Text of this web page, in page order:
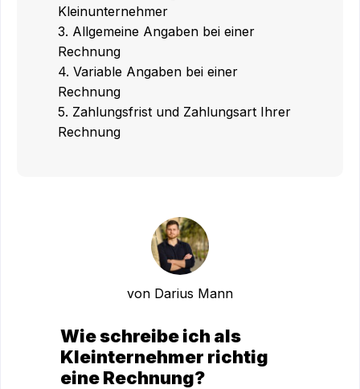
Kleinunternehmer
3. Allgemeine Angaben bei einer
Rechnung
4. Variable Angaben bei einer
Rechnung
5. Zahlungsfrist und Zahlungsart Ihrer
Rechnung
von Darius Mann
Wie schreibe ich als
Kleinternehmer richtig
eine Rechnung?